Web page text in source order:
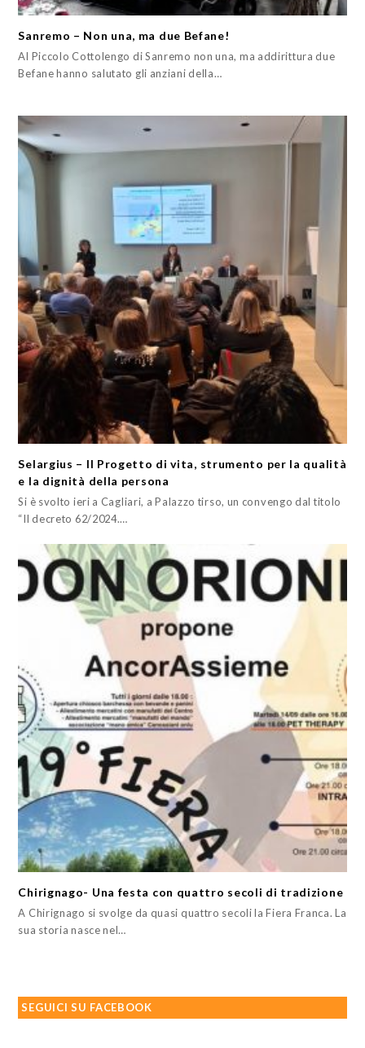
Sanremo – Non una, ma due Befane!
Al Piccolo Cottolengo di Sanremo non una, ma addirittura due
Befane hanno salutato gli anziani della…
Selargius – Il Progetto di vita, strumento per la qualità
e la dignità della persona
Si è svolto ieri a Cagliari, a Palazzo tirso, un convengo dal titolo
“Il decreto 62/2024.…
Chirignago- Una festa con quattro secoli di tradizione
A Chirignago si svolge da quasi quattro secoli la Fiera Franca. La
sua storia nasce nel…
SEGUICI SU FACEBOOK